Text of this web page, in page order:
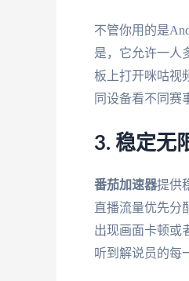
不管你用的是
是，它允许一人
板上打开咪咕视
同设备看不同赛
3. 稳定无
番茄加速器提供
直播流量优先分
出现画面卡顿或
听到解说员的每